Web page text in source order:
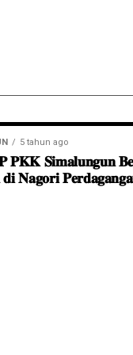
5 tahun ago
𝐏𝐊𝐊 𝐒𝐢𝐦𝐚𝐥𝐮𝐧𝐠𝐮𝐧
𝐍𝐚𝐠𝐨𝐫𝐢